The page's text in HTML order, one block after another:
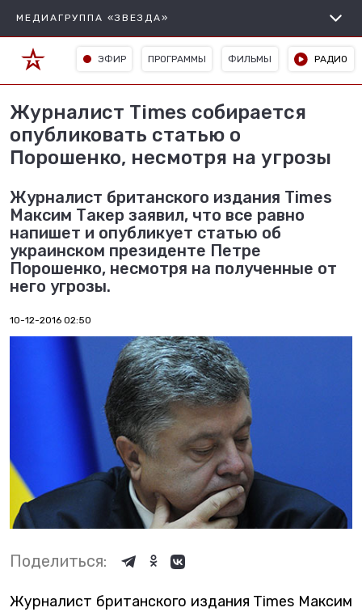
МЕДИАГРУППА «ЗВЕЗДА»
ЭФИР ПРОГРАММЫ ФИЛЬМЫ РАДИО
Журналист Times собирается
опубликовать статью о
Порошенко, несмотря на угрозы
Журналист британского издания Times
Максим Такер заявил, что все равно
напишет и опубликует статью об
украинском президенте Петре
Порошенко, несмотря на полученные от
него угрозы.
10-12-2016 02:50
Поделиться:
Журналист британского издания Times Максим